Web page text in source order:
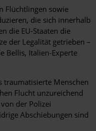
Flüchtlingen sowie
die sich innerhalb
die EU-Staaten die
der Legalität getrieben –
Bellis, Italien-Experte
traumatisierte Menschen
Flucht unzureichend
der Polizei
Abschiebungen sind